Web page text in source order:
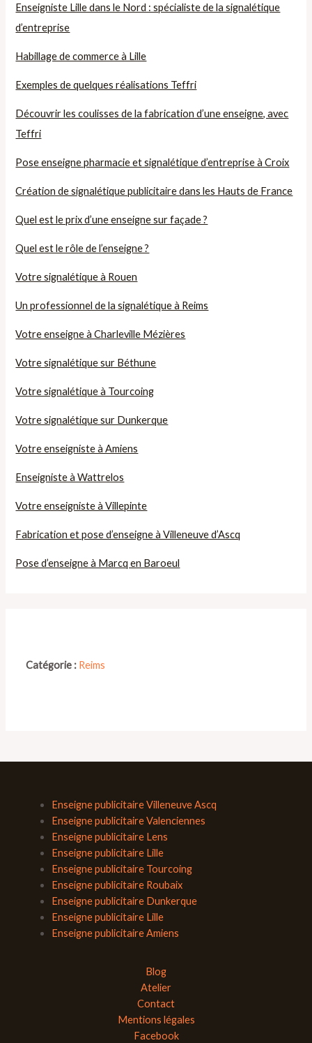
Enseigniste Lille dans le Nord : spécialiste de la signalétique
d’entreprise
Habillage de commerce à Lille
Exemples de quelques réalisations Teffri
Découvrir les coulisses de la fabrication d’une enseigne, avec
Teffri
Pose enseigne pharmacie et signalétique d’entreprise à Croix
Création de signalétique publicitaire dans les Hauts de France
Quel est le prix d’une enseigne sur façade ?
Quel est le rôle de l’enseigne ?
Votre signalétique à Rouen
Un professionnel de la signalétique à Reims
Votre enseigne à Charleville Mézières
Votre signalétique sur Béthune
Votre signalétique à Tourcoing
Votre signalétique sur Dunkerque
Votre enseigniste à Amiens
Enseigniste à Wattrelos
Votre enseigniste à Villepinte
Fabrication et pose d’enseigne à Villeneuve d’Ascq
Pose d’enseigne à Marcq en Baroeul
Catégorie : Reims
Enseigne publicitaire Villeneuve Ascq
Enseigne publicitaire Valenciennes
Enseigne publicitaire Lens
Enseigne publicitaire Lille
Enseigne publicitaire Tourcoing
Enseigne publicitaire Roubaix
Enseigne publicitaire Dunkerque
Enseigne publicitaire Lille
Enseigne publicitaire Amiens
Blog
Atelier
Contact
Mentions légales
Facebook